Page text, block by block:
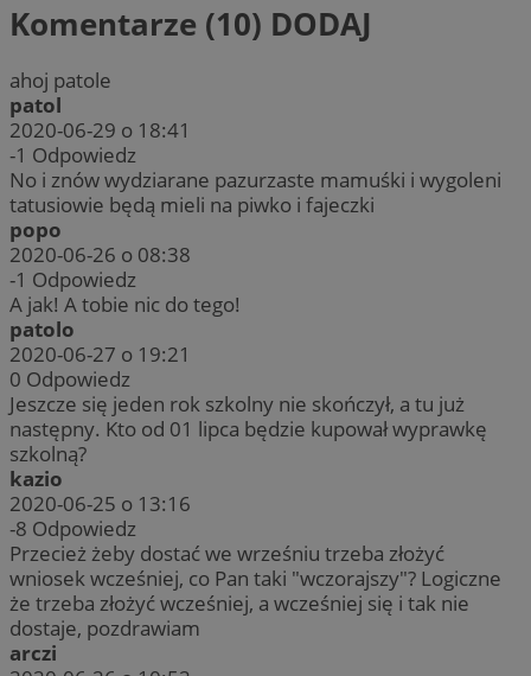
Komentarze (10) DODAJ
ahoj patole
patol
2020-06-29 o 18:41
-1 Odpowiedz
No i znów wydziarane pazurzaste mamuśki i wygoleni
tatusiowie będą mieli na piwko i fajeczki
popo
2020-06-26 o 08:38
-1 Odpowiedz
A jak! A tobie nic do tego!
patolo
2020-06-27 o 19:21
0 Odpowiedz
Jeszcze się jeden rok szkolny nie skończył, a tu już
następny. Kto od 01 lipca będzie kupował wyprawkę
szkolną?
kazio
2020-06-25 o 13:16
-8 Odpowiedz
Przecież żeby dostać we wrześniu trzeba złożyć
wniosek wcześniej, co Pan taki "wczorajszy"? Logiczne
że trzeba złożyć wcześniej, a wcześniej się i tak nie
dostaje, pozdrawiam
arczi